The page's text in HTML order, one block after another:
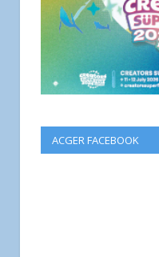
ACGER FACEBOOK